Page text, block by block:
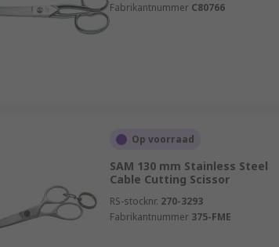
Fabrikantnummer C80766
Op voorraad
SAM 130 mm Stainless Steel
Cable Cutting Scissor
RS-stocknr. 270-3293
Fabrikantnummer 375-FME